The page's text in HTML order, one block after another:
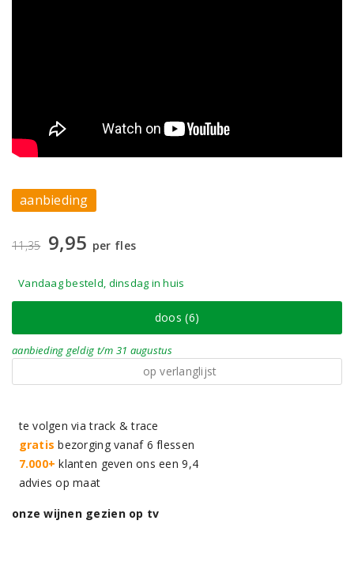
aanbieding
11,35 9,95 per fles
Vandaag besteld, dinsdag in huis
doos (6)
aanbieding geldig t/m 31 augustus
op verlanglijst
te volgen via track & trace
gratis bezorging vanaf 6 flessen
7.000+ klanten geven ons een 9,4
advies op maat
onze wijnen gezien op tv